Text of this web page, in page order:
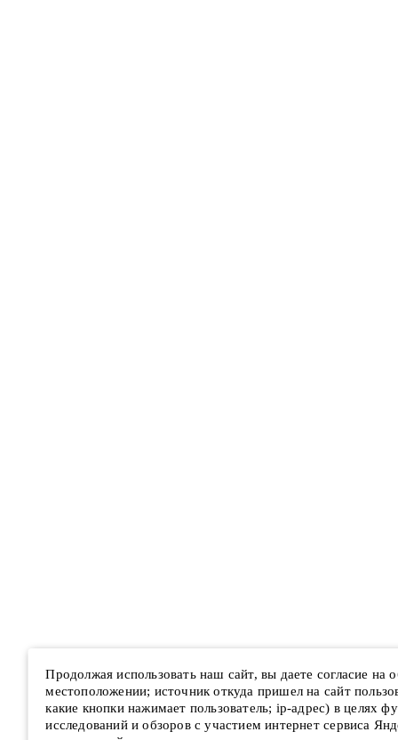
Продолжая использовать наш сайт, вы даете согласие на
местоположении; источник откуда пришел на сайт
какие кнопки нажимает пользователь; ip-адрес) в целях
исследований и обзоров с участием интернет сервиса